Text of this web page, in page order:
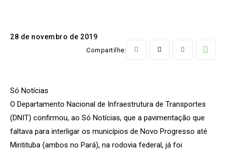
28 de novembro de 2019
Compartilhe:
Só Notícias
O Departamento Nacional de Infraestrutura de Transportes
(DNIT) confirmou, ao Só Notícias, que a pavimentação que
faltava para interligar os municípios de Novo Progresso até
Miritituba (ambos no Pará), na rodovia federal, já foi